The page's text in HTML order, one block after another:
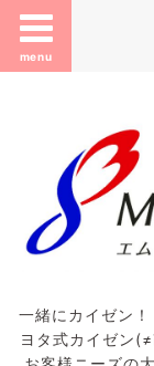
menu
一緒にカイゼン
ヨタ式カイゼン